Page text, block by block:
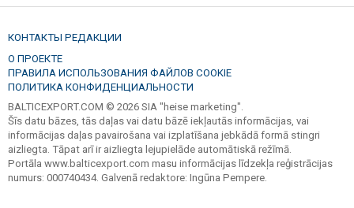
КОНТАКТЫ РЕДАКЦИИ
О ПРОЕКТЕ
ПРАВИЛА ИСПОЛЬЗОВАНИЯ ФАЙЛОВ COOKIE
ПОЛИТИКА КОНФИДЕНЦИАЛЬНОСТИ
BALTICEXPORT.COM © 2026 SIA "heise marketing".
Šīs datu bāzes, tās daļas vai datu bāzē iekļautās informācijas, vai
informācijas daļas pavairošana vai izplatīšana jebkādā formā stingri
aizliegta. Tāpat arī ir aizliegta lejupielāde automātiskā režīmā.
Portāla www.balticexport.com masu informācijas līdzekļa reģistrācijas
numurs: 000740434. Galvenā redaktore: Ingūna Pempere.